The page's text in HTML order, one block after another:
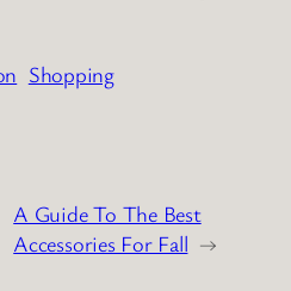
Shopping
A Guide To The Best
Accessories For Fall →